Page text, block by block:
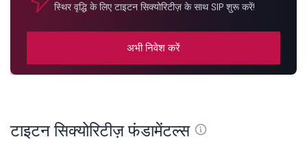
स्थिर वृद्धि के लिए टाइटन सिक्योरिटीज़ के साथ SIP शुरू करें!
अभी निवेश करें
टाइटन सिक्योरिटीज़ फंडामेंटल्स